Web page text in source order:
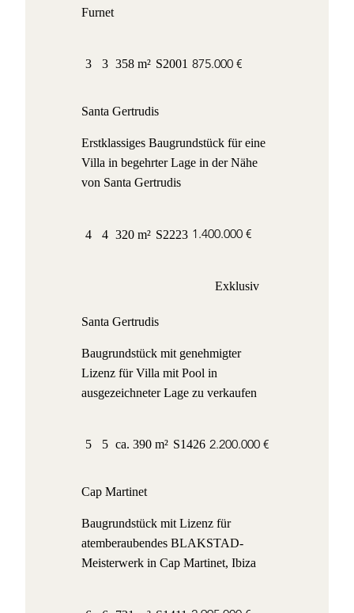
Furnet
3 3 358 m² S2001 875.000 €
Santa Gertrudis
Erstklassiges Baugrundstück für eine
Villa in begehrter Lage in der Nähe
von Santa Gertrudis
4 4 320 m² S2223 1.400.000 €
Exklusiv
Santa Gertrudis
Baugrundstück mit genehmigter
Lizenz für Villa mit Pool in
ausgezeichneter Lage zu verkaufen
5 5 ca. 390 m² S1426 2.200.000 €
Cap Martinet
Baugrundstück mit Lizenz für
atemberaubendes BLAKSTAD-
Meisterwerk in Cap Martinet, Ibiza